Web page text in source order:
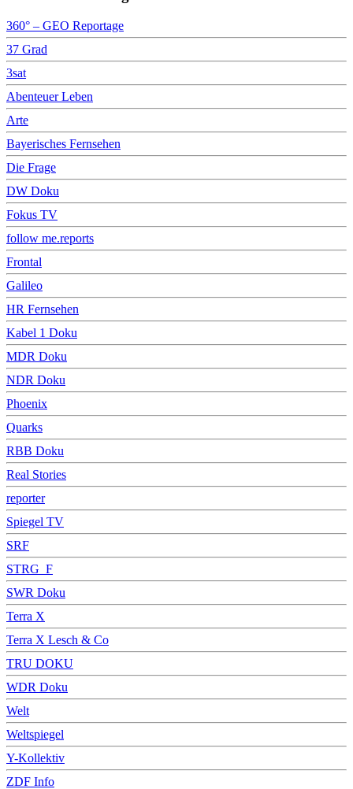
360° – GEO Reportage
37 Grad
3sat
Abenteuer Leben
Arte
Bayerisches Fernsehen
Die Frage
DW Doku
Fokus TV
follow me.reports
Frontal
Galileo
HR Fernsehen
Kabel 1 Doku
MDR Doku
NDR Doku
Phoenix
Quarks
RBB Doku
Real Stories
reporter
Spiegel TV
SRF
STRG_F
SWR Doku
Terra X
Terra X Lesch & Co
TRU DOKU
WDR Doku
Welt
Weltspiegel
Y-Kollektiv
ZDF Info